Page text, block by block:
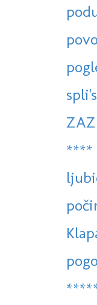
ZAZ
****